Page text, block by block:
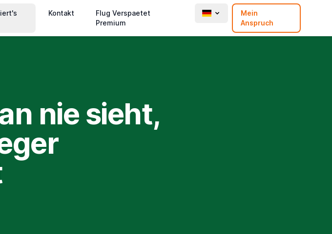
Kontakt
Flug Verspaetet
Premium
Mein
Anspruch
nie sieht,